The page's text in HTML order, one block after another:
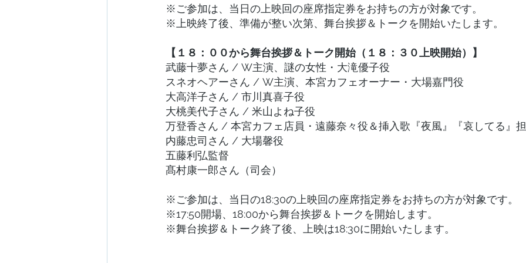
※ご参加は、当日の上映回の座席指定券をお持ちの方が対象です。
※上映終了後、準備が整い次第、舞台挨拶＆トークを開始いたします。
【１８：００から舞台挨拶＆トーク開始（１８：３０上映開始）】
武藤十夢さん / W主演、謎の女性・大滝優子役
スネオヘアーさん / W主演、本宮カフェオーナー・大場嘉門役
大高洋子さん / 市川真喜子役
大桃美代子さん / 米山よね子役
万登香さん / 本宮カフェ店員・遠藤奈々役＆挿入歌『夜風』『哀してる』
内藤忠司さん / 大場馨役
五藤利弘監督
髙村康一郎さん（司会）
※ご参加は、当日の18:30の上映回の座席指定券をお持ちの方が対象です。
※17:50開場、18:00から舞台挨拶＆トークを開始します。
※舞台挨拶＆トーク終了後、上映は18:30に開始いたします。